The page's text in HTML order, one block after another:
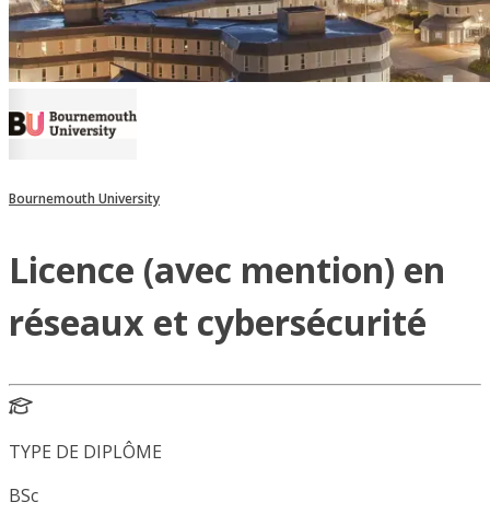
Bournemouth University
Licence (avec mention) en
réseaux et cybersécurité
TYPE DE DIPLÔME
BSc